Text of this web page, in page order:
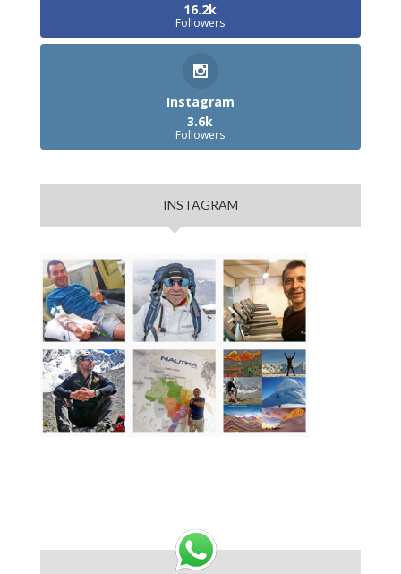
16.2k
Followers
Instagram
3.6k
Followers
INSTAGRAM